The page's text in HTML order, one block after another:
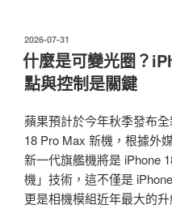
發
佈
於
2026-07-31
什麼是可變光圈？
點與控制是關鍵
蘋果預計於今年秋季發布
18 Pro Max 新機，根據外
新一代旗艦機將是 iPhone
機」技術，這不僅是
更是相機模組近年最大的升